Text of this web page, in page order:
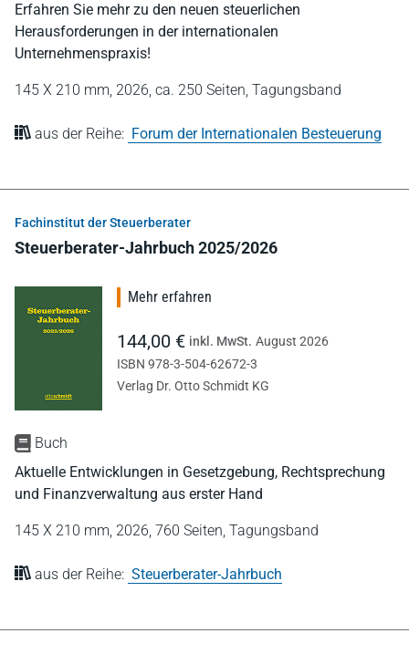
Erfahren Sie mehr zu den neuen steuerlichen
Herausforderungen in der internationalen
Unternehmenspraxis!
145 X 210 mm, 2026, ca. 250 Seiten, Tagungsband
aus der Reihe: Forum der Internationalen Besteuerung
Fachinstitut der Steuerberater
Steuerberater-Jahrbuch 2025/2026
Buch
Aktuelle Entwicklungen in Gesetzgebung, Rechtsprechung
und Finanzverwaltung aus erster Hand
145 X 210 mm, 2026, 760 Seiten, Tagungsband
aus der Reihe: Steuerberater-Jahrbuch
Mehr erfahren
144,00 € inkl. MwSt. August 2026
ISBN 978-3-504-62672-3
Verlag Dr. Otto Schmidt KG